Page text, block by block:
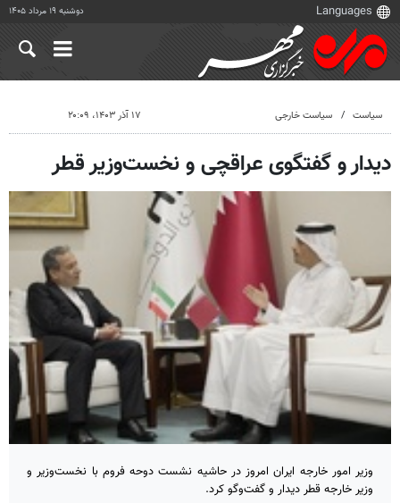
دوشنبه ۱۹ مرداد ۱۴۰۵
سیاست سیاست خارجی ۱۷ آذر ۱۴۰۳، ۲۰:۰۹
دیدار و گفتگوی عراقچی و نخست‌وزیر قطر
وزیر امور خارجه ایران امروز در حاشیه نشست دوحه فروم با نخست‌وزیر و
وزیر خارجه قطر دیدار و گفت‌وگو کرد.